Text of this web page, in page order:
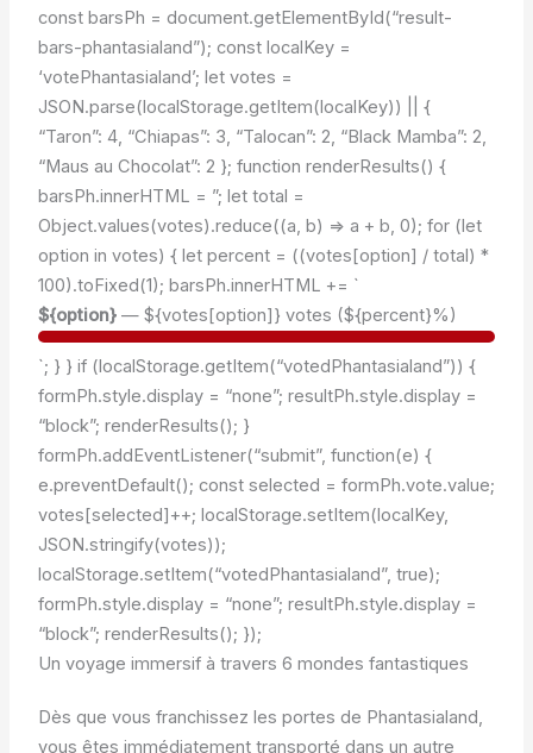
const barsPh = document.getElementById(“result-
bars-phantasialand”); const localKey =
‘votePhantasialand’; let votes =
JSON.parse(localStorage.getItem(localKey)) || {
“Taron”: 4, “Chiapas”: 3, “Talocan”: 2, “Black Mamba”: 2,
“Maus au Chocolat”: 2 }; function renderResults() {
barsPh.innerHTML = ”; let total =
Object.values(votes).reduce((a, b) => a + b, 0); for (let
option in votes) { let percent = ((votes[option] / total) *
100).toFixed(1); barsPh.innerHTML += `
${option}— ${votes[option]} votes (${percent}%)
`; } } if (localStorage.getItem(“votedPhantasialand”)) {
formPh.style.display = “none”; resultPh.style.display =
“block”; renderResults(); }
formPh.addEventListener(“submit”, function(e) {
e.preventDefault(); const selected = formPh.vote.value;
votes[selected]++; localStorage.setItem(localKey,
JSON.stringify(votes));
localStorage.setItem(“votedPhantasialand”, true);
formPh.style.display = “none”; resultPh.style.display =
“block”; renderResults(); });
Un voyage immersif à travers 6 mondes fantastiques
Dès que vous franchissez les portes de Phantasialand,
vous êtes immédiatement transporté dans un autre